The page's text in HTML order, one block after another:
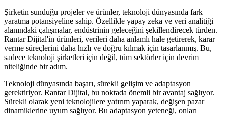
Şirketin sunduğu projeler ve ürünler, teknoloji dünyasında fark
yaratma potansiyeline sahip. Özellikle yapay zeka ve veri analitiği
alanındaki çalışmalar, endüstrinin geleceğini şekillendirecek türden.
Rantar Dijital'in ürünleri, verileri daha anlamlı hale getirerek, karar
verme süreçlerini daha hızlı ve doğru kılmak için tasarlanmış. Bu,
sadece teknoloji şirketleri için değil, tüm sektörler için devrim
niteliğinde bir adım.
Teknoloji dünyasında başarı, sürekli gelişim ve adaptasyon
gerektiriyor. Rantar Dijital, bu noktada önemli bir avantaj sağlıyor.
Sürekli olarak yeni teknolojilere yatırım yaparak, değişen pazar
dinamiklerine uyum sağlıyor. Bu adaptasyon yeteneği, onları